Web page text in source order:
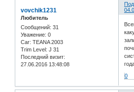
vovchik1231
Любитель
Сообщений: 31
Уважение: 0
Car: TEANA 2003
Trim Level: J 31
Последний визит:
27.06.2016 13:48:08
0